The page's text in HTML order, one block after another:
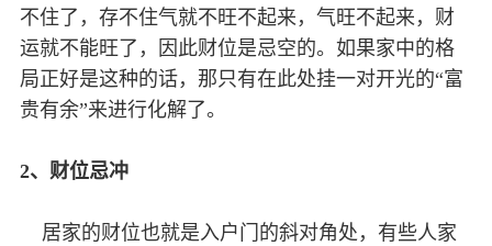
不住了，存不住气就不旺不起来，气旺不起来，财
运就不能旺了，因此财位是忌空的。如果家中的格
局正好是这种的话，那只有在此处挂一对开光的“富
贵有余”来进行化解了。
2、财位忌冲
居家的财位也就是入户门的斜对角处，有些人家